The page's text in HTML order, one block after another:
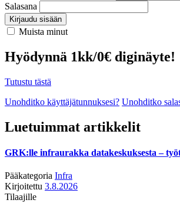
Salasana
Kirjaudu sisään
Muista minut
Hyödynnä 1kk/0€ diginäyte!
Tutustu tästä
Unohditko käyttäjätunnuksesi? Unohditko
Luetuimmat artikkelit
GRK:lle infraurakka datakeskuksesta –
Pääkategoria Infra
Kirjoitettu 3.8.2026
Tilaajille